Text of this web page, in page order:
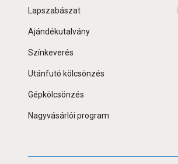
Lapszabászat
Ajándékutalvány
Színkeverés
Utánfutó kölcsönzés
Gépkölcsönzés
Nagyvásárlói program